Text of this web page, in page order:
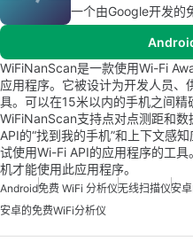
一个由Google开发的
WiFiNanScan是一款使用Wi-Fi
应用程序。它被设计为开发人员、
具。可以在15米以内的手机之间精
WiFiNanScan支持点对点测距和
API的“找到我的手机”和上下文感
试使用Wi-Fi API的应用程序的工
机才能使用此应用程序。
Android免费 WiFi 分析仪无线扫描仪安
安卓的免费WiFi分析仪